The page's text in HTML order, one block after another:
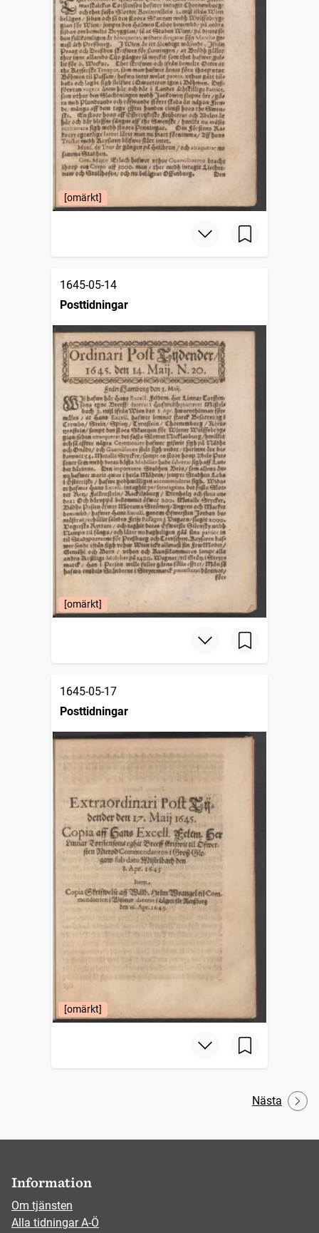
[omärkt]
1645-05-14
Posttidningar
[omärkt]
1645-05-17
Posttidningar
[omärkt]
Nästa
Information
Om tjänsten
Alla tidningar A-Ö